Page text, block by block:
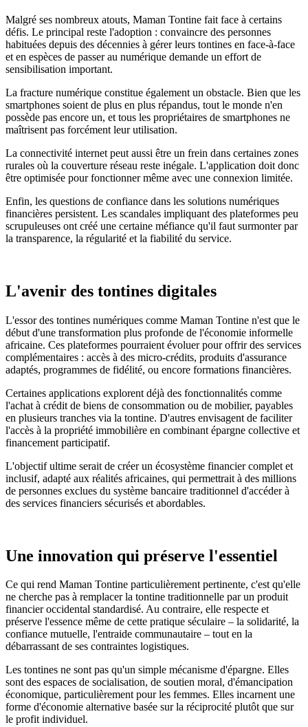
Malgré ses nombreux atouts, Maman Tontine fait face à certains
défis. Le principal reste l'adoption : convaincre des personnes
habituées depuis des décennies à gérer leurs tontines en face-à-face
et en espèces de passer au numérique demande un effort de
sensibilisation important.
La fracture numérique constitue également un obstacle. Bien que les
smartphones soient de plus en plus répandus, tout le monde n'en
possède pas encore un, et tous les propriétaires de smartphones ne
maîtrisent pas forcément leur utilisation.
La connectivité internet peut aussi être un frein dans certaines zones
rurales où la couverture réseau reste inégale. L'application doit donc
être optimisée pour fonctionner même avec une connexion limitée.
Enfin, les questions de confiance dans les solutions numériques
financières persistent. Les scandales impliquant des plateformes peu
scrupuleuses ont créé une certaine méfiance qu'il faut surmonter par
la transparence, la régularité et la fiabilité du service.
L'avenir des tontines digitales
L'essor des tontines numériques comme Maman Tontine n'est que le
début d'une transformation plus profonde de l'économie informelle
africaine. Ces plateformes pourraient évoluer pour offrir des services
complémentaires : accès à des micro-crédits, produits d'assurance
adaptés, programmes de fidélité, ou encore formations financières.
Certaines applications explorent déjà des fonctionnalités comme
l'achat à crédit de biens de consommation ou de mobilier, payables
en plusieurs tranches via la tontine. D'autres envisagent de faciliter
l'accès à la propriété immobilière en combinant épargne collective et
financement participatif.
L'objectif ultime serait de créer un écosystème financier complet et
inclusif, adapté aux réalités africaines, qui permettrait à des millions
de personnes exclues du système bancaire traditionnel d'accéder à
des services financiers sécurisés et abordables.
Une innovation qui préserve l'essentiel
Ce qui rend Maman Tontine particulièrement pertinente, c'est qu'elle
ne cherche pas à remplacer la tontine traditionnelle par un produit
financier occidental standardisé. Au contraire, elle respecte et
préserve l'essence même de cette pratique séculaire – la solidarité, la
confiance mutuelle, l'entraide communautaire – tout en la
débarrassant de ses contraintes logistiques.
Les tontines ne sont pas qu'un simple mécanisme d'épargne. Elles
sont des espaces de socialisation, de soutien moral, d'émancipation
économique, particulièrement pour les femmes. Elles incarnent une
forme d'économie alternative basée sur la réciprocité plutôt que sur
le profit individuel.